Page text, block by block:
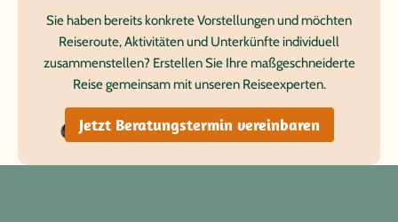
Sie haben bereits konkrete Vorstellungen und möchten
Reiseroute, Aktivitäten und Unterkünfte individuell
zusammenstellen? Erstellen Sie Ihre maßgeschneiderte
Reise gemeinsam mit unseren Reiseexperten.
Jetzt Beratungstermin vereinbaren